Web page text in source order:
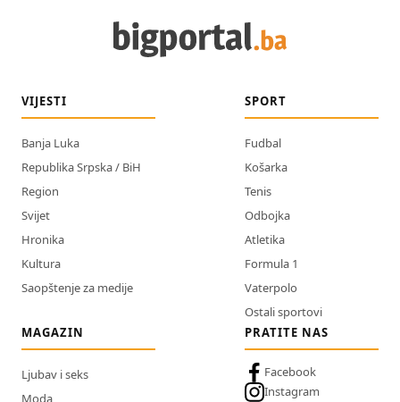
VIJESTI
Banja Luka
Republika Srpska / BiH
Region
Svijet
Hronika
Kultura
Saopštenje za medije
SPORT
Fudbal
Košarka
Tenis
Odbojka
Atletika
Formula 1
Vaterpolo
Ostali sportovi
MAGAZIN
Ljubav i seks
Moda
PRATITE NAS
Facebook
Instagram